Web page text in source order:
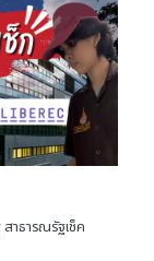
าธารณรัฐเช็ค